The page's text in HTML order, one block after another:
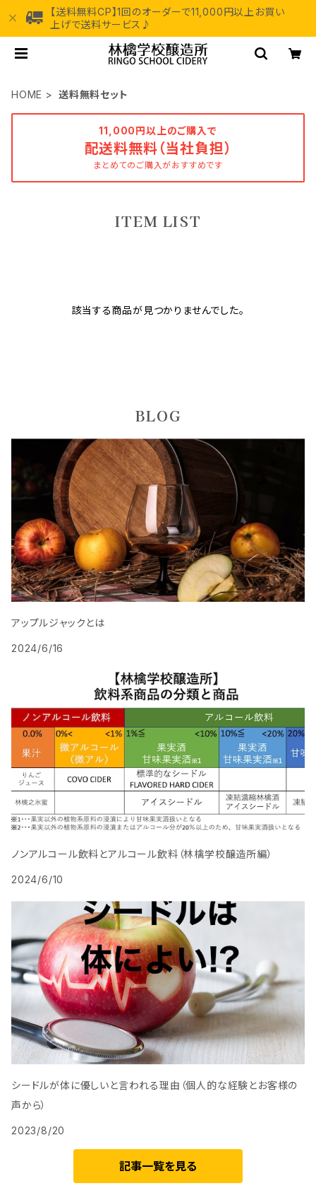
【送料無料CP】1回のオーダーで11,000円以上お買い
上げで送料サービス♪
HOME 送料無料セット
11,000円以上のご購入で
配送料無料（当社負担）
まとめてのご購入がおすすめです
ITEM LIST
該当する商品が見つかりませんでした。
BLOG
アップルジャックとは
2024/6/16
ノンアルコール飲料とアルコール飲料（林檎学校醸造所編）
2024/6/10
シードルが体に優しいと言われる理由（個人的な経験とお客様の
声から）
2023/8/20
記事一覧を見る